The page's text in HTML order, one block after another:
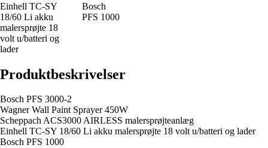
Einhell TC-SY
18/60 Li akku
malersprøjte 18
volt u/batteri og
lader
Bosch
PFS 1000
Produktbeskrivelser
Bosch PFS 3000-2
Wagner Wall Paint Sprayer 450W
Scheppach ACS3000 AIRLESS malersprøjteanlæg
Einhell TC-SY 18/60 Li akku malersprøjte 18 volt u/batteri og lader
Bosch PFS 1000